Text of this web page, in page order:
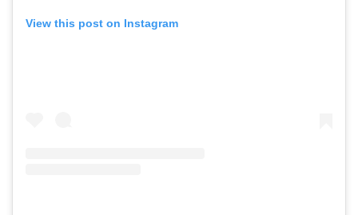
View this post on Instagram